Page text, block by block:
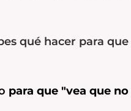
qué hacer para
para que "vea que